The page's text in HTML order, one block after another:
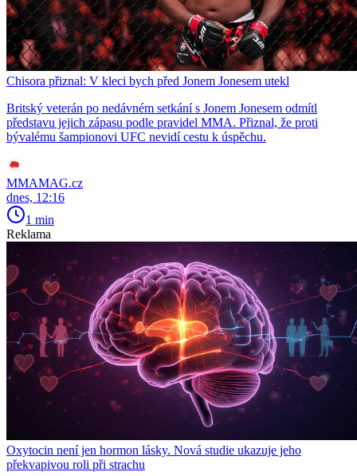
Chisora přiznal: V kleci bych před Jonem Jonesem utekl
Britský veterán po nedávném setkání s Jonem Jonesem odmítl
představu jejich zápasu podle pravidel MMA. Přiznal, že proti
bývalému šampionovi UFC nevidí cestu k úspěchu.
MMAMAG.cz
dnes, 12:16
1 min
Reklama
Oxytocin není jen hormon lásky. Nová studie ukazuje jeho
překvapivou roli při strachu